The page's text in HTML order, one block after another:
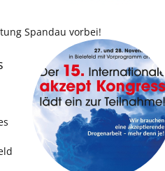
Spandau vorbei!